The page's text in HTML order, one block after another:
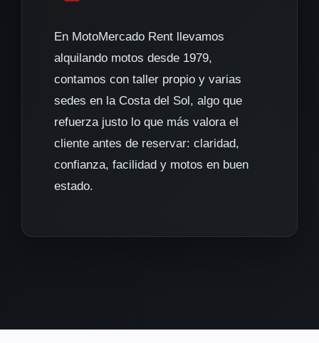
En MotoMercado Rent llevamos
alquilando motos desde 1979,
contamos con taller propio y varias
sedes en la Costa del Sol, algo que
refuerza justo lo que más valora el
cliente antes de reservar: claridad,
confianza, facilidad y motos en buen
estado.